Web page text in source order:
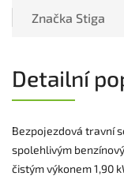
Značka Stiga
Detailní
Bezpojezdová travní
spolehlivým
čistým výkonem 1,90